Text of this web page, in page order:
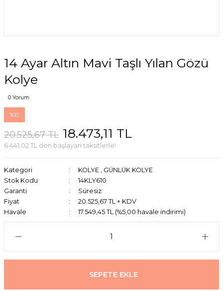
14 Ayar Altın Mavi Taşlı Yılan Gözü
Kolye
0 Yorum
%10
20.525,67 TL 18.473,11 TL
6.441,02 TL den başlayan taksitlerle!
Kategori KOLYE , GÜNLÜK KOLYE
Stok Kodu
14KLY610
Garanti
Süresiz
Fiyat
20.525,67 TL + KDV
Havale
17.549,45 TL (%5,00 havale indirimi)
SEPETE EKLE